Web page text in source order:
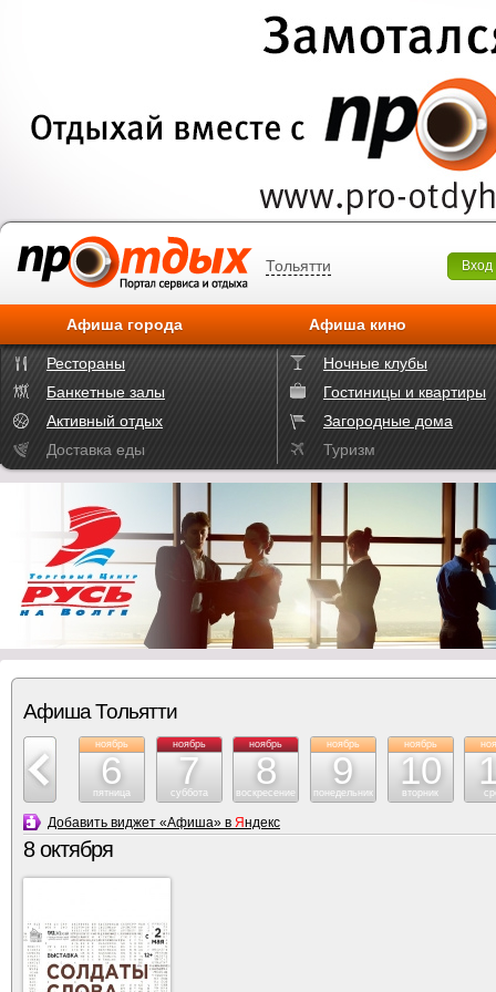
Тольятти Вход
Афиша города Афиша кино
Рестораны
Ночные клубы
Банкетные залы
Гостиницы и квартиры
Активный отдых
Загородные дома
Доставка еды
Туризм
Афиша Тольятти
5
ноябрь
6
пятница
ноябрь
7
суббота
ноябрь
8
воскресение
ноябрь
9
понедельник
ноябрь
10
вторник
Добавить виджет «Афиша» в Яндекс
8 октября